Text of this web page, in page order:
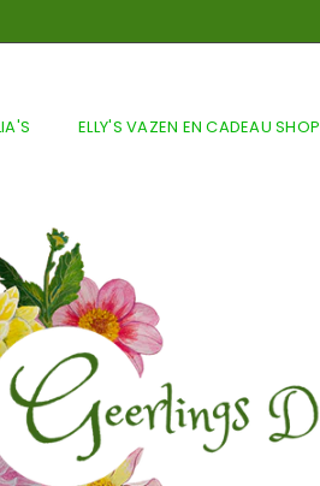
ELLY'S VAZEN EN CADEAU SHOP